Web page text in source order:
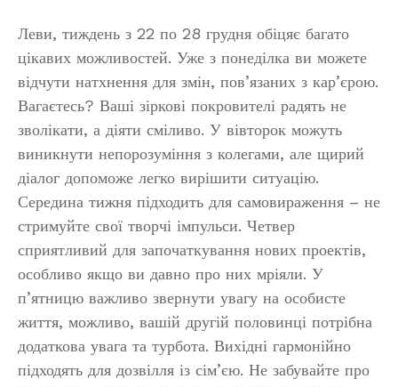
Леви, тиждень з 22 по 28 грудня обіцяє багато
цікавих можливостей. Уже з понеділка ви можете
відчути натхнення для змін, пов’язаних з кар’єрою.
Вагаєтесь? Ваші зіркові покровителі радять не
зволікати, а діяти сміливо. У вівторок можуть
виникнути непорозуміння з колегами, але щирий
діалог допоможе легко вирішити ситуацію.
Середина тижня підходить для самовираження – не
стримуйте свої творчі імпульси. Четвер
сприятливий для започаткування нових проектів,
особливо якщо ви давно про них мріяли. У
п’ятницю важливо звернути увагу на особисте
життя, можливо, вашій другій половинці потрібна
додаткова увага та турбота. Вихідні гармонійно
підходять для дозвілля із сім’єю. Не забувайте про